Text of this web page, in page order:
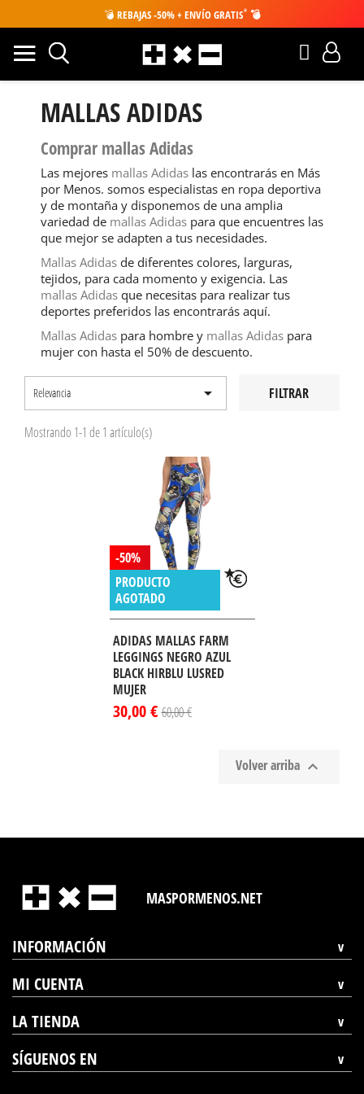
💣 REBAJAS -50% + ENVÍO GRATIS* 💣
MALLAS ADIDAS
Comprar mallas Adidas
Las mejores mallas Adidas las encontrarás en Más
por Menos. somos especialistas en ropa deportiva
y de montaña y disponemos de una amplia
variedad de mallas Adidas para que encuentres las
que mejor se adapten a tus necesidades.
Mallas Adidas de diferentes colores, larguras,
tejidos, para cada momento y exigencia. Las
mallas Adidas que necesitas para realizar tus
deportes preferidos las encontrarás aquí.
Mallas Adidas para hombre y mallas Adidas para
mujer con hasta el 50% de descuento.
Relevancia  FILTRAR
Mostrando 1-1 de 1 artículo(s)
-50%
PRODUCTO
AGOTADO
ADIDAS MALLAS FARM
LEGGINGS NEGRO AZUL
BLACK HIRBLU LUSRED
MUJER
30,00 €60,00 €
Volver arriba 
MASPORMENOS.NET
INFORMACIÓN
MI CUENTA
LA TIENDA
SÍGUENOS EN